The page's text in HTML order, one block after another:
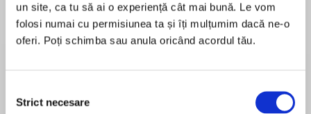
un site, ca tu să ai o experiență cât mai bună. Le vom
folosi numai cu permisiunea ta și îți mulțumim dacă ne-o
oferi. Poți schimba sau anula oricând acordul tău.
consimțământului
Strict necesare
un an înainte de a muri, Persuasiune urmărește